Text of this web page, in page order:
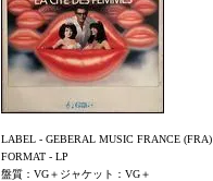
LABEL - GEBERAL MUSIC FRANCE (FRA)
FORMAT - LP
盤質：VG＋ジャケット：VG＋